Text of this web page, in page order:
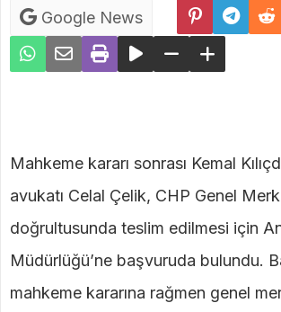
Google News
Mahkeme kararı sonrası Kemal
avukatı Celal Çelik, CHP Genel
doğrultusunda teslim edilmesi için
Müdürlüğü’ne başvuruda bulundu.
mahkeme kararına rağmen genel